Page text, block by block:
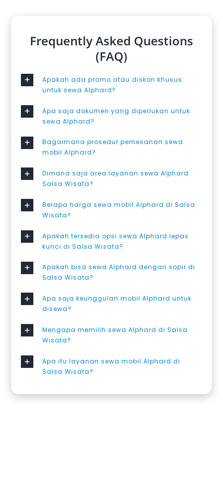
Frequently Asked Questions
(FAQ)
Apakah ada promo atau diskon khusus
untuk sewa Alphard?
Apa saja dokumen yang diperlukan untuk
sewa Alphard?
Bagaimana prosedur pemesanan sewa
mobil Alphard?
Dimana saja area layanan sewa Alphard
Salsa Wisata?
Berapa harga sewa mobil Alphard di Salsa
Wisata?
Apakah tersedia opsi sewa Alphard lepas
kunci di Salsa Wisata?
Apakah bisa sewa Alphard dengan sopir di
Salsa Wisata?
Apa saja keunggulan mobil Alphard untuk
disewa?
Mengapa memilih sewa Alphard di Salsa
Wisata?
Apa itu layanan sewa mobil Alphard di
Salsa Wisata?